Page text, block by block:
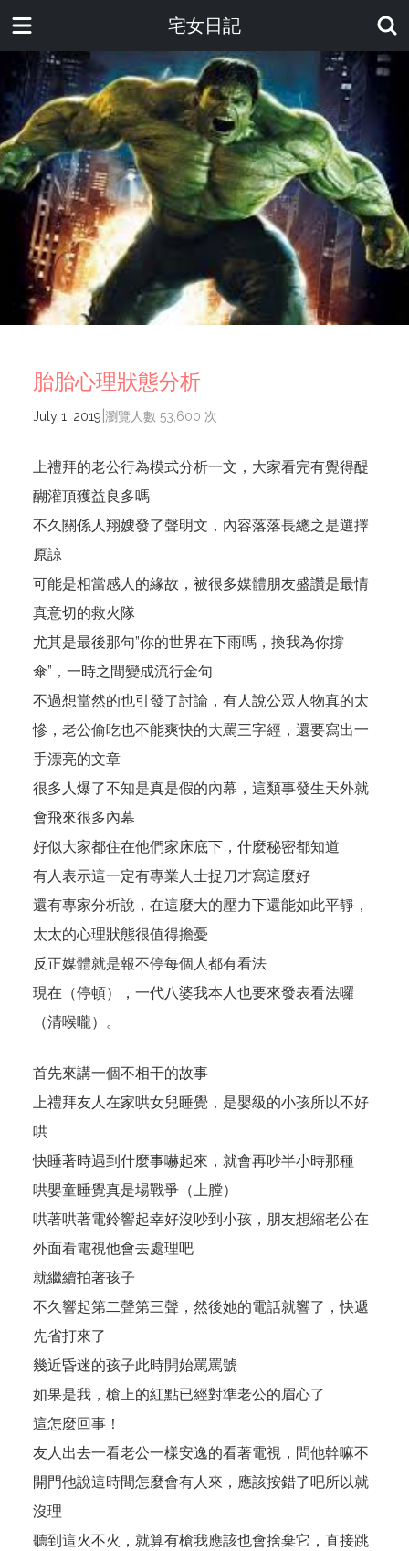
宅女日記
胎胎心理狀態分析
July 1, 2019 瀏覽人數 53,600 次
上禮拜的老公行為模式分析一文，大家看完有覺得醍
醐灌頂獲益良多嗎
不久關係人翔嫂發了聲明文，內容落落長總之是選擇
原諒
可能是相當感人的緣故，被很多媒體朋友盛讚是最情
真意切的救火隊
尤其是最後那句”你的世界在下雨嗎，換我為你撐
傘”，一時之間變成流行金句
不過想當然的也引發了討論，有人說公眾人物真的太
慘，老公偷吃也不能爽快的大罵三字經，還要寫出一
手漂亮的文章
很多人爆了不知是真是假的內幕，這類事發生天外就
會飛來很多內幕
好似大家都住在他們家床底下，什麼秘密都知道
有人表示這一定有專業人士捉刀才寫這麼好
還有專家分析說，在這麼大的壓力下還能如此平靜，
太太的心理狀態很值得擔憂
反正媒體就是報不停每個人都有看法
現在（停頓），一代八婆我本人也要來發表看法囉
（清喉嚨）。
首先來講一個不相干的故事
上禮拜友人在家哄女兒睡覺，是嬰級的小孩所以不好
哄
快睡著時遇到什麼事嚇起來，就會再吵半小時那種
哄嬰童睡覺真是場戰爭（上膛）
哄著哄著電鈴響起幸好沒吵到小孩，朋友想縮老公在
外面看電視他會去處理吧
就繼續拍著孩子
不久響起第二聲第三聲，然後她的電話就響了，快遞
先省打來了
幾近昏迷的孩子此時開始罵罵號
如果是我，槍上的紅點已經對準老公的眉心了
這怎麼回事！
友人出去一看老公一樣安逸的看著電視，問他幹嘛不
開門他說這時間怎麼會有人來，應該按錯了吧所以就
沒理
聽到這火不火，就算有槍我應該也會捨棄它，直接跳